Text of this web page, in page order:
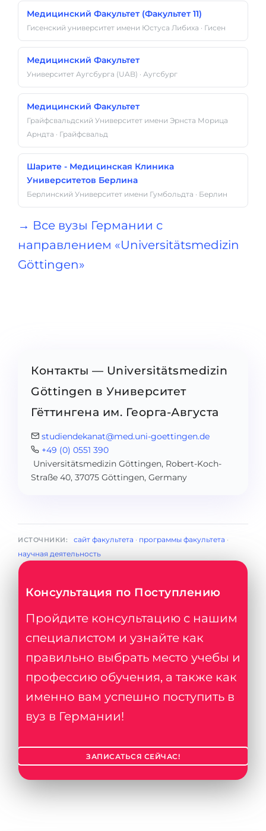
Медицинский Факультет (Факультет 11)
Гисенский университет имени Юстуса Либиха · Гисен
Медицинский Факультет
Университет Аугсбурга (UAB) · Аугсбург
Медицинский Факультет
Грайфсвальдский Университет имени Эрнста Морица
Арндта · Грайфсвальд
Шарите - Медицинская Клиника
Университетов Берлина
Берлинский Университет имени Гумбольдта · Берлин
→ Все вузы Германии с
направлением «Universitätsmedizin
Göttingen»
Контакты — Universitätsmedizin
Göttingen в Университет
Гёттингена им. Георга-Августа
studiendekanat@med.uni-goettingen.de
+49 (0) 0551 390
Universitätsmedizin Göttingen, Robert-Koch-
Straße 40, 37075 Göttingen, Germany
ИСТОЧНИКИ: сайт факультета · программы факультета ·
научная деятельность
Консультация по Поступлению
Пройдите консультацию с нашим
специалистом и узнайте как
правильно выбрать место учебы и
профессию обучения, а также как
именно вам успешно поступить в
вуз в Германии!
ЗАПИСАТЬСЯ СЕЙЧАС!